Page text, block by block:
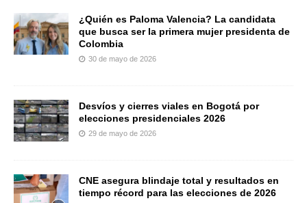
¿Quién es Paloma Valencia? La candidata
que busca ser la primera mujer presidenta de
Colombia
30 de mayo de 2026
Desvíos y cierres viales en Bogotá por
elecciones presidenciales 2026
29 de mayo de 2026
CNE asegura blindaje total y resultados en
tiempo récord para las elecciones de 2026